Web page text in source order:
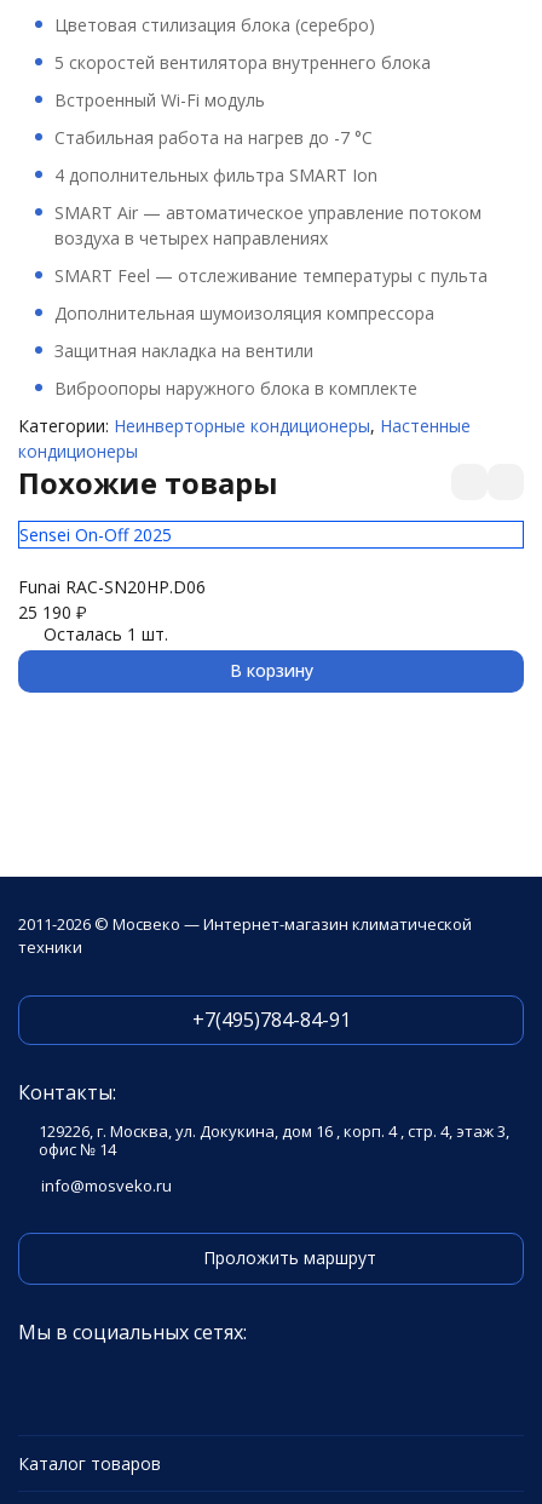
Цветовая стилизация блока (серебро)
5 скоростей вентилятора внутреннего блока
Встроенный Wi-Fi модуль
Стабильная работа на нагрев до -7 °С
4 дополнительных фильтра SMART Ion
SMART Air — автоматическое управление потоком
воздуха в четырех направлениях
SMART Feel — отслеживание температуры с пульта
Дополнительная шумоизоляция компрессора
Защитная накладка на вентили
Виброопоры наружного блока в комплекте
Категории: Неинверторные кондиционеры, Настенные
кондиционеры
Похожие товары
Sensei On-Off 2025
Funai RAC-SN20HP.D06
25 190 ₽
Осталась 1 шт.
В корзину
2011-2026 © Мосвеко — Интернет-магазин климатической
техники
+7(495)784-84-91
Контакты:
129226, г. Москва, ул. Докукина, дом 16 , корп. 4 , стр. 4, этаж 3,
офис № 14
info@mosveko.ru
Проложить маршрут
Мы в социальных сетях:
Каталог товаров